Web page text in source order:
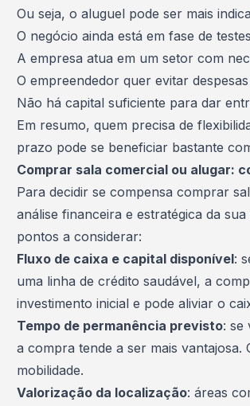
Ou seja, o aluguel pode ser mais
O negócio ainda está em fase de
A empresa atua em um setor com
O empreendedor quer evitar
Não há capital suficiente para dar
Em resumo, quem precisa de
prazo pode se beneficiar bastante
Comprar sala comercial ou alugar:
Para decidir se compensa comprar
análise financeira e estratégica da
pontos a considerar:
Fluxo de caixa e capital disponível:
uma linha de crédito saudável, a
investimento inicial e pode aliviar o
Tempo de permanência previsto: se
a compra tende a ser mais
mobilidade.
Valorização da localização: áreas